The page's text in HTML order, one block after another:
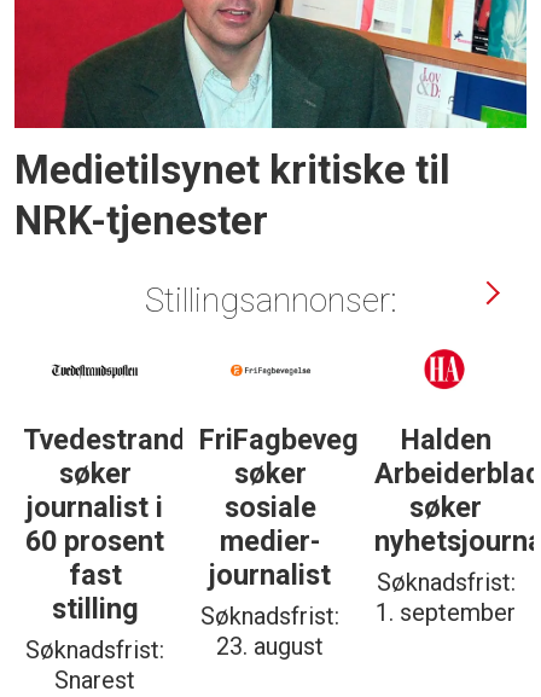
Medietilsynet kritiske til
NRK-tjenester
Stillingsannonser:
Tvedestrandsposten
søker
journalist i
60 prosent
fast
stilling
Søknadsfrist:
Snarest
FriFagbevegelse
søker
sosiale
medier-
journalist
Søknadsfrist:
23. august
Halden
Arbeiderblad
søker
Søknadsfrist:
1. september